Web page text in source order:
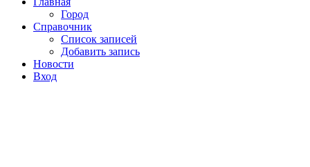
Город
Справочник
Список записей
Добавить запись
Новости
Вход